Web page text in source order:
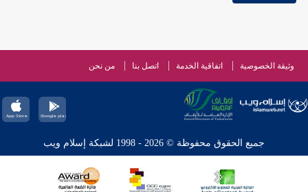
وثيقة الخصوصية اتفاقية الخدمة اتصل بنا من نحن
جميع الحقوق محفوظة © 2026 - 1998 لشبكة إسلام ويب